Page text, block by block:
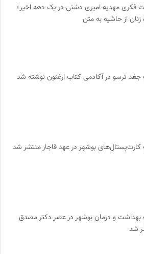
فکری مهدیه امیری دشتی در یک دهه اخیر؛
زنان از حاشیه به متن
جغد ترسو در آکادمی کتاب ارغنون نوشته شد
کارت‌پستال‌های بوشهر در عهد قاجار منتشر شد
بهداشت و درمان بوشهر در عصر دکتر مصدق
شد